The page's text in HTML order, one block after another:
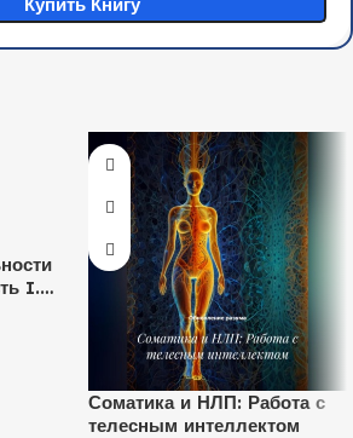
Купить Книгу
I.
Соматика и НЛП: Работа с
телесным интеллектом